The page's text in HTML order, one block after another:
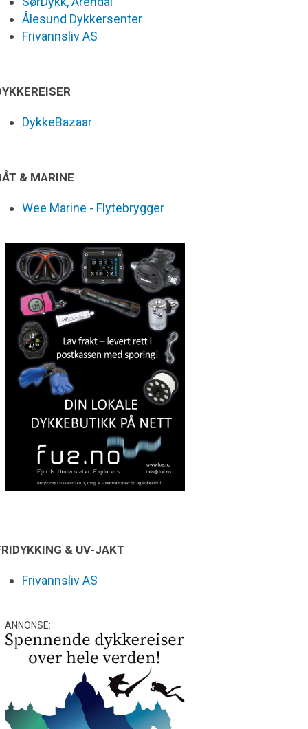
Ålesund Dykkersenter
Frivannsliv AS
DykkeBazaar
& MARINE
Wee Marine - Flytebrygger
& UV-JAKT
Frivannsliv AS
ANNONSE: